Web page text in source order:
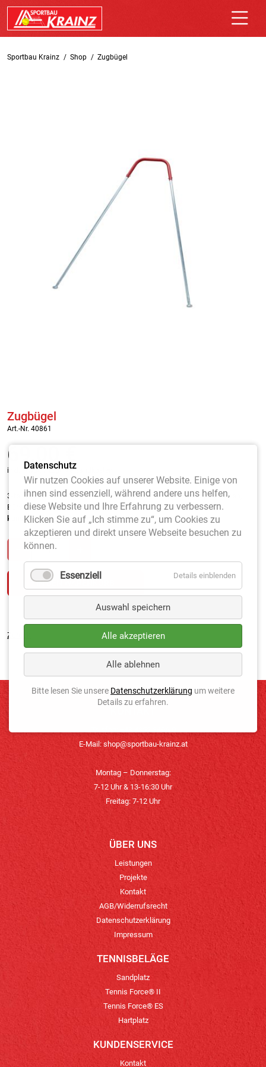
Sportbau Krainz Shop Zugbügel
Zugbügel
Art.-Nr. 40861
69,00
inkl. MwSt. / zzgl. Versandkosten
3-teiliger Zugbügel aus Aluminium, steckbar für alle Tennisplatzbesen,
Bürstenmatten und Holz-Schleppnetze. Mitrotem
kunststoffbeschichtetem Griff.
Zurück
E-Mail:shop@sportbau-krainz.at
Montag – Donnerstag:
7-12 Uhr & 13-16:30 Uhr
Freitag: 7-12 Uhr
ÜBER UNS
Leistungen
Projekte
Kontakt
AGB/Widerrufsrecht
Datenschutzerklärung
Impressum
TENNISBELÄGE
Sandplatz
Tennis Force® II
Tennis Force® ES
Hartplatz
KUNDENSERVICE
Kontakt
Datenschutz
Wir nutzen Cookies auf unserer Website. Einige von
ihnen sind essenziell, während andere uns helfen,
diese Website und Ihre Erfahrung zu verbessern.
Klicken Sie auf „Ich stimme zu“, um Cookies zu
akzeptieren und direkt unsere Webseite besuchen zu
können.
Essenziell Details einblenden
Auswahl speichern
Alle akzeptieren
Alle ablehnen
Bitte lesen Sie unsere Datenschutzerklärung um weitere
Details zu erfahren.